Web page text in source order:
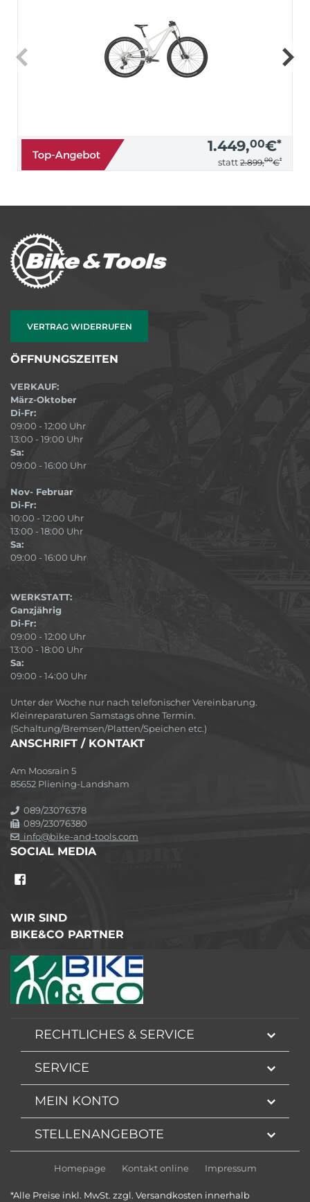
1.449,00€*
statt 2.899,00€*
VERTRAG WIDERRUFEN
ÖFFNUNGSZEITEN
VERKAUF:
März-Oktober
Di-Fr:
09:00 - 12:00 Uhr
13:00 - 19:00 Uhr
Sa:
09:00 - 16:00 Uhr
Nov- Februar
Di-Fr:
10:00 - 12:00 Uhr
13:00 - 18:00 Uhr
Sa:
09:00 - 16:00 Uhr
WERKSTATT:
Ganzjährig
Di-Fr:
09:00 - 12:00 Uhr
13:00 - 18:00 Uhr
Sa:
09:00 - 14:00 Uhr
Unter der Woche nur nach telefonischer Vereinbarung.
Kleinreparaturen Samstags ohne Termin.
(Schaltung/Bremsen/Platten/Speichen etc.)
ANSCHRIFT / KONTAKT
Am Moosrain 5
85652 Pliening-Landsham
089/23076378
089/23076380
info@bike-and-tools.com
SOCIAL MEDIA
WIR SIND
BIKE&CO PARTNER
RECHTLICHES & SERVICE
SERVICE
MEIN KONTO
STELLENANGEBOTE
Homepage Kontakt online Impressum
*Alle Preise inkl. MwSt. zzgl. Versandkosten innerhalb